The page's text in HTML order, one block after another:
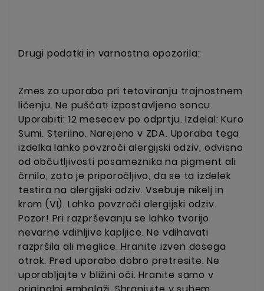
Drugi podatki in varnostna opozorila:
Zmes za uporabo pri tetoviranju trajnostnem
ličenju. Ne puščati izpostavljeno soncu.
Uporabiti: 12 mesecev po odprtju. Izdelal: Kuro
Sumi. Sterilno. Narejeno v ZDA. Uporaba tega
izdelka lahko povzroči alergijski odziv, odvisno
od občutljivosti posameznika na pigment ali
črnilo, zato je priporočljivo, da se ta izdelek
testira na alergijski odziv. Vsebuje nikelj in
krom (VI). Lahko povzroči alergijski odziv.
Pozor! Pri razprševanju se lahko tvorijo
nevarne vdihljive kapljice. Ne vdihavati
razpršila ali meglice. Hranite izven dosega
otrok. Pred uporabo dobro pretresite. Ne
uporabljajte v bližini oči. Hranite samo v